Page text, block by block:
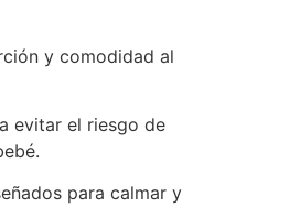
y comodidad al
evitar el riesgo de
para calmar y